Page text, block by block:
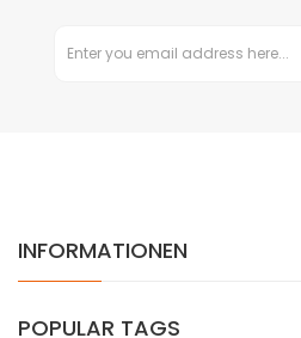
INFORMATIONEN
POPULAR TAGS